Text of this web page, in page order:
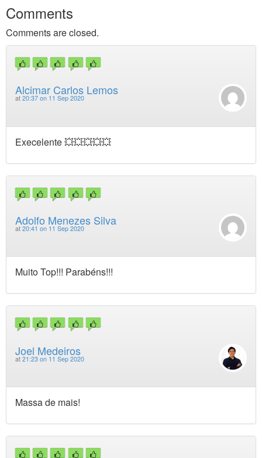
Comments
Comments are closed.
Alcimar Carlos Lemos
at 20:37 on 11 Sep 2020
Execelente 💥💥💥💥💥
Adolfo Menezes Silva
at 20:41 on 11 Sep 2020
Muito Top!!! Parabéns!!!
Joel Medeiros
at 21:23 on 11 Sep 2020
Massa de mais!